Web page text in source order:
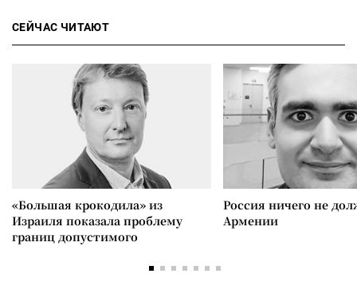
СЕЙЧАС ЧИТАЮТ
«Большая крокодила» из
Израиля показала проблему
границ допустимого
Россия ничего не
Армении